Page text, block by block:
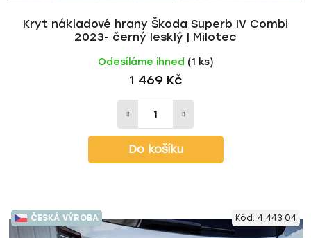
Kryt nákladové hrany Škoda Superb IV Combi
2023- černý lesklý | Milotec
Odesíláme ihned (1 ks)
1 469 Kč
Do košíku
ČESKÁ VÝROBA Kód: 4 443 04